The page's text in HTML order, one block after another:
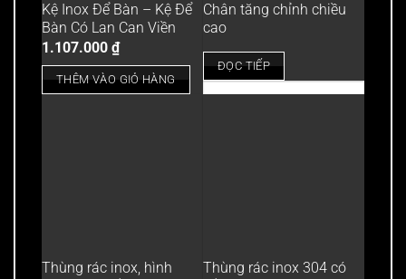
Kệ Inox Để Bàn – Kệ Để
Bàn Có Lan Can Viền
1.107.000 ₫
THÊM VÀO GIỎ HÀNG
Chân tăng chỉnh chiều
cao
ĐỌC TIẾP
Thùng rác inox, hình
Thùng rác inox 304 có